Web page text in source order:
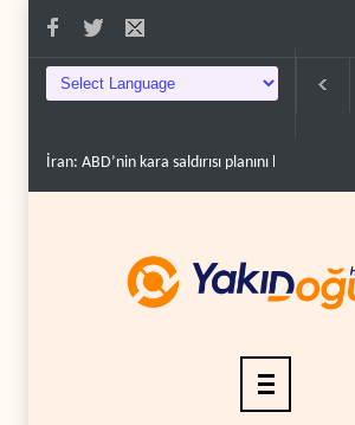
İran: ABD’nin kara saldırısı planını başarısızlı..